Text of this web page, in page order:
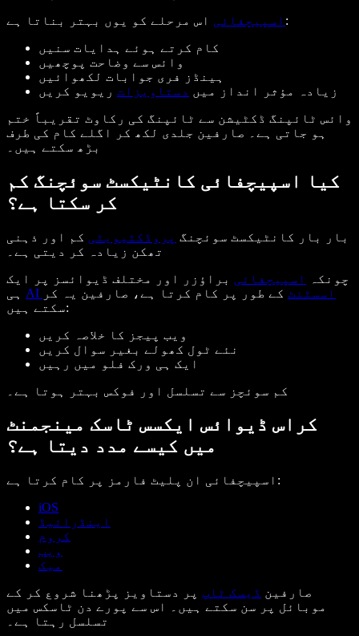
اسپیچفائی اس مرحلے کو یوں بہتر بناتا ہے:
کام کرتے ہوئے ہدایات سنیں
وائس سے وضاحت پوچھیں
ہینڈز فری جوابات لکھوائیں
زیادہ مؤثر انداز میں دستاویزات ریویو کریں
وائس ٹائپنگ ڈکٹیشن سے ٹائپنگ کی رکاوٹ تقریباً ختم
ہو جاتی ہے۔ صارفین جلدی لکھ کر اگلے کام کی طرف
بڑھ سکتے ہیں۔
کیا اسپیچفائی کانٹیکسٹ سوئچنگ کم
کر سکتا ہے؟
بار بار کانٹیکسٹ سوئچنگ پروڈکٹیویٹی کم اور ذہنی
تھکن زیادہ کر دیتی ہے۔
چونکہ
اسپیچفائی براؤزر اور مختلف ڈیوائسز پر ایک
AI اسسٹنٹ کے طور پر کام کرتا ہے، صارفین یہ کر
سکتے ہیں:
ویب پیجز کا خلاصہ کریں
نئے ٹول کھولے بغیر سوال کریں
ایک ہی ورک فلو میں رہیں
کم سوئچز سے تسلسل اور فوکس بہتر ہوتا ہے۔
کراس ڈیوائس ایکسس ٹاسک مینجمنٹ
میں کیسے مدد دیتا ہے؟
اسپیچفائی ان پلیٹ فارمز پر کام کرتا ہے:
iOS
اینڈرائیڈ
کروم
ویب
میک
صارفین ڈیسک ٹاپ پر دستاویز پڑھنا شروع کر کے
موبائل پر سن سکتے ہیں۔ اس سے پورے دن ٹاسکس میں
تسلسل رہتا ہے۔